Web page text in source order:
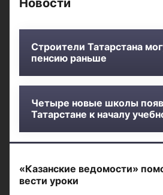
Новости
Строители Татарстана
пенсию раньше
Четыре новые школы
Татарстане к началу
«Казанские ведомости»
вести уроки